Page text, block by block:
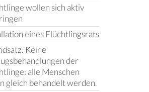
wollen sich aktiv
eines Flüchtlingsrats
Keine
der
alle Menschen
gleich behandelt werden.